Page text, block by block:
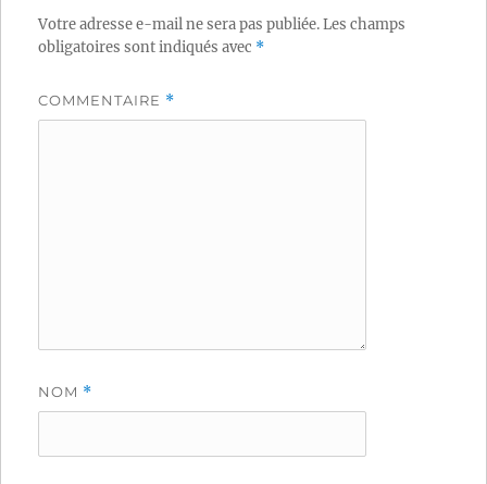
Votre adresse e-mail ne sera pas publiée.Les champs
obligatoires sont indiqués avec *
COMMENTAIRE *
NOM *